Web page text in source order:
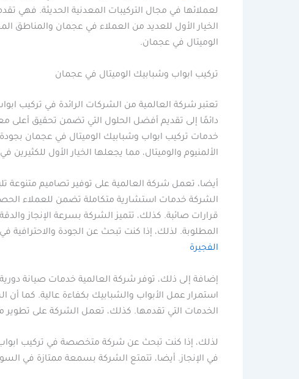
لعملائها في مجال التركيبات المعدنية الحديثة. فهي
الخيار الأول للعديد من العملاء في عجمان
الوميتال في عجمان.
تركيب ابواب وشبابيك الوميتال في عجمان
تعتبر شركة العالمية من الشركات الرائدة في تركيب
دائمًا إلى تقديم أفضل الحلول التي تضمن تحقيق أعلى
خدمات تركيب ابواب وشبابيك الوميتال في عجمان
الألمنيوم والوميتال، مما يجعلها الخيار الأول للكثيرين
أيضا، تعمل شركة العالمية على توفير تصاميم متنوعة
الشركة خدمات استشارية متكاملة تضمن للعملاء
قرارات صائبة. كذلك، تتميز الشركة بسرعة الإنجاز
المطلوبة. لذلك، إذا كنت تبحث عن الجودة والاحترافية
الفجيرة
إضافة إلى ذلك، توفر شركة العالمية خدمات صيانة
استمرار عمل الأبواب والشبابيك بكفاءة عالية. كما أن
الخدمات التي تقدمها. كذلك، تعمل الشركة على تطوير
لذلك، إذا كنت تبحث عن شركة متخصصة في تركيب ابواب
في الإنجاز. أيضا، تتمتع الشركة بسمعة ممتازة في